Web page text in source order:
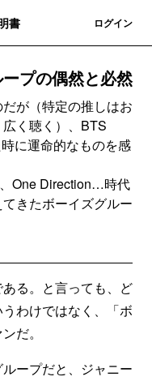
書 ログイン
プの偶然と必然
が（特定の推しはお
く聴く）、BTS
に運命的なものを感
One Direction…時代
きたボーイズグルー
る。と言っても、ど
わけではなく、「ボ
だ。
ープだと、ジャニー